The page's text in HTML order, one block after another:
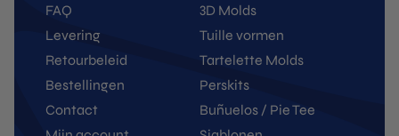
FAQ
Levering
Retourbeleid
Bestellingen
Contact
3D Molds
Tuille vormen
Tartelette Molds
Perskits
Buñuelos / Pie Tee